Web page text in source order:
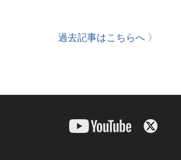
過去記事はこちらへ 〉